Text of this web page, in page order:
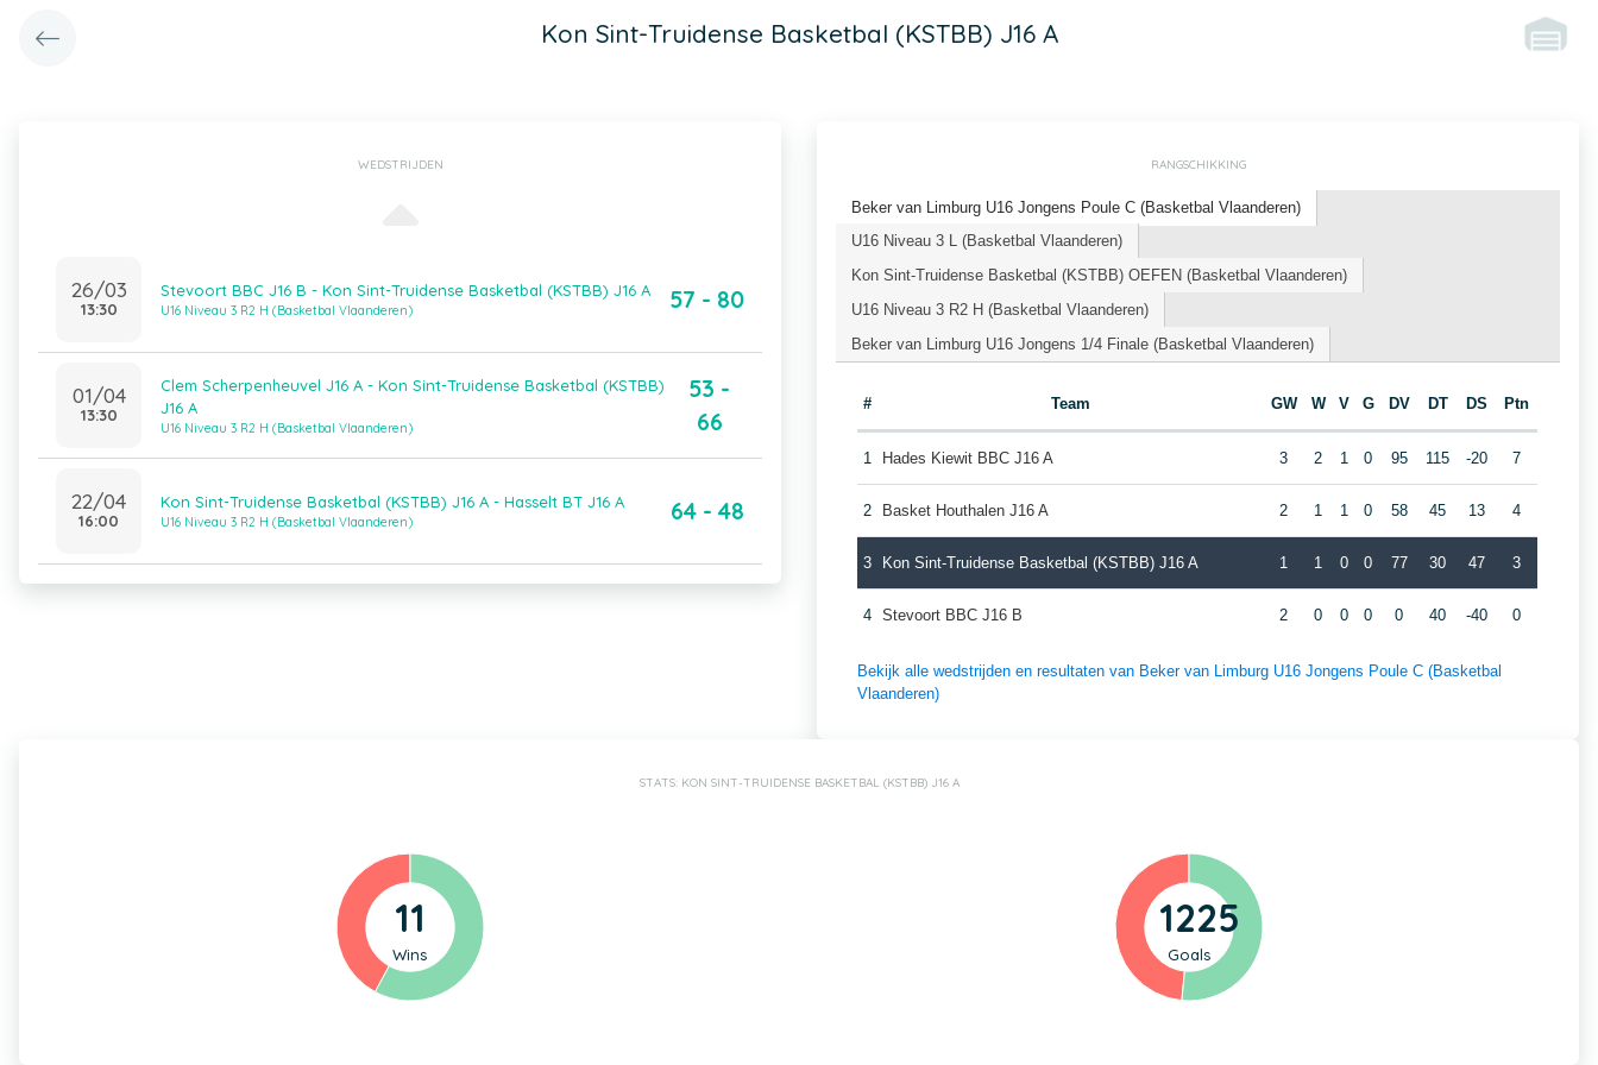
Kon Sint-Truidense Basketbal (KSTBB) J16 A
WEDSTRIJDEN
26/03
13:30
Stevoort BBC J16 B - Kon Sint-Truidense Basketbal (KSTBB) J16 A
U16 Niveau 3 R2 H (Basketbal Vlaanderen) 57 - 80
01/04
13:30
Clem Scherpenheuvel J16 A - Kon Sint-Truidense Basketbal (KSTBB)
J16 A
U16 Niveau 3 R2 H (Basketbal Vlaanderen)
53 -
66
22/04
16:00
Kon Sint-Truidense Basketbal (KSTBB) J16 A - Hasselt BT J16 A
U16 Niveau 3 R2 H (Basketbal Vlaanderen) 64 - 48
RANGSCHIKKING
Beker van Limburg U16 Jongens Poule C (Basketbal Vlaanderen)
U16 Niveau 3 L (Basketbal Vlaanderen)
Kon Sint-Truidense Basketbal (KSTBB) OEFEN (Basketbal Vlaanderen)
U16 Niveau 3 R2 H (Basketbal Vlaanderen)
Beker van Limburg U16 Jongens 1/4 Finale (Basketbal Vlaanderen)
# Team GW W V G DV DT DS Ptn
1 Hades Kiewit BBC J16 A 3 2 1 0 95 115 -20 7
2 Basket Houthalen J16 A 2 1 1 0 58 45 13 4
3 Kon Sint-Truidense Basketbal (KSTBB) J16 A 1 1 0 0 77 30 47 3
4 Stevoort BBC J16 B 2 0 0 0 0 40 -40 0
Bekijk alle wedstrijden en resultaten van Beker van Limburg U16 Jongens Poule C (Basketbal
Vlaanderen)
STATS: KON SINT-TRUIDENSE BASKETBAL (KSTBB) J16 A
11
Wins
1225
Goals